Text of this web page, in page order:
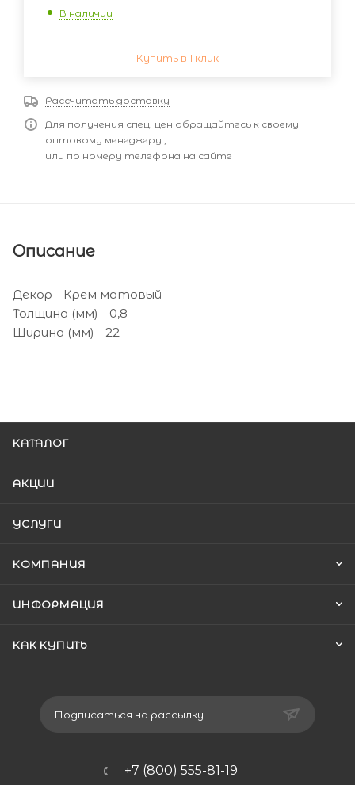
В наличии
Купить в 1 клик
Рассчитать доставку
Для получения спец. цен обращайтесь к своему
оптовому менеджеру ,
или по номеру телефона на сайте
Описание
Декор - Крем матовый
Толщина (мм) - 0,8
Ширина (мм) - 22
КАТАЛОГ
АКЦИИ
УСЛУГИ
КОМПАНИЯ
ИНФОРМАЦИЯ
КАК КУПИТЬ
Подписаться на рассылку
+7 (800) 555-81-19